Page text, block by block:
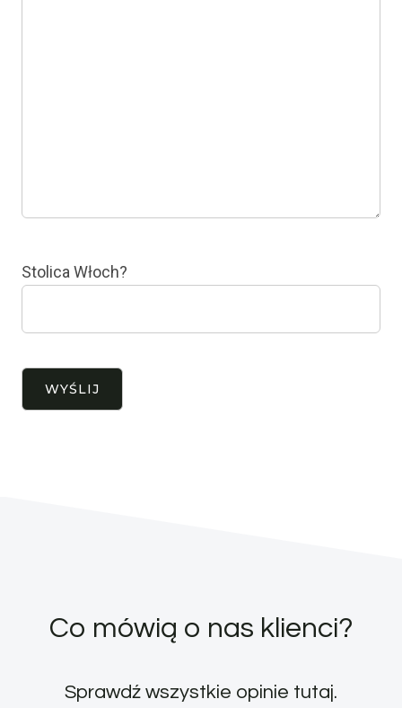
Stolica Włoch?
Co mówią o nas klienci?
Sprawdź wszystkie opinie tutaj.